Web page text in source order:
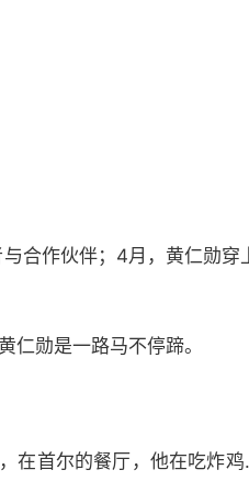
合作伙伴；4月，黄仁勋穿
仁勋是一路马不停蹄。
在首尔的餐厅，他在吃炸鸡